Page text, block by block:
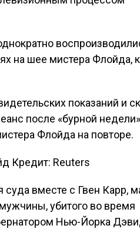
на шее мистера Флойда,
показаний и
после «бурной недели»
Флойда на повторе.
Кредит: Reuters
вместе с Гвен Карр,
убитого во время
Нью-Йорка